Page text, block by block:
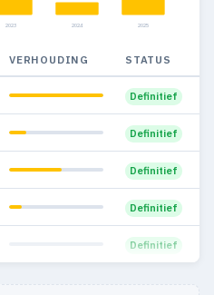
2023 2024 2025
VERHOUDING STATUS
Definitief
Definitief
Definitief
Definitief
Definitief